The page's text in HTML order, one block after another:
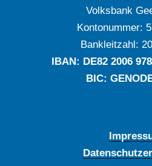
Volksbank
Kontonummer:
Bankleitzahl:
IBAN: DE‍82 ‍2006
BIC: